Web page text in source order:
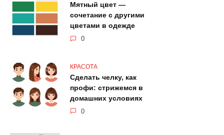
Мятный цвет —
сочетание с другими
цветами в одежде
0
КРАСОТА
Сделать челку, как
профи: стрижемся в
домашних условиях
0